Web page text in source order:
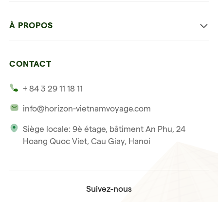
Voyage autrement
Hors des sentiers battus
À PROPOS
Notre licence internationale du tourisme
CONTACT
+ 84 3 29 11 18 11
info@horizon-vietnamvoyage.com
Siège locale: 9è étage, bâtiment An Phu, 24
Hoang Quoc Viet, Cau Giay, Hanoi
Suivez-nous